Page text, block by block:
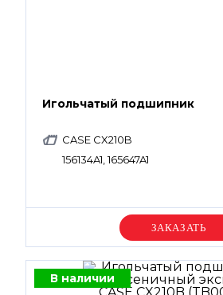
Игольчатый подшипник
CASE CX210B
156134A1, 165647A1
Уточняйте цену
В наличии